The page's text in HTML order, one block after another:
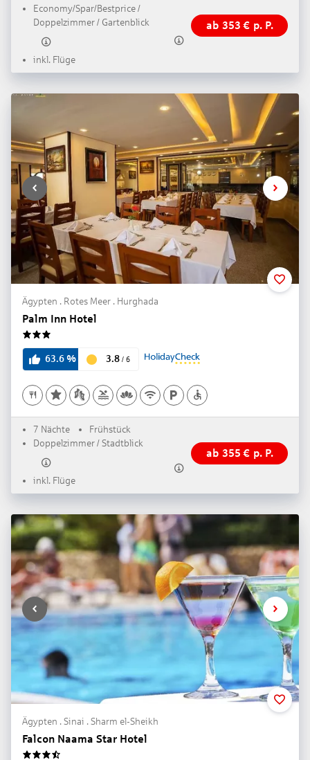
Economy/Spar/Bestprice /
Doppelzimmer / Gartenblick
inkl. Flüge
ab 353 € p. P.
Ägypten . Rotes Meer . Hurghada
Palm Inn Hotel
63.6% 3.8 / 6
7 Nächte
Frühstück
Doppelzimmer / Stadtblick
inkl. Flüge
ab 355 € p. P.
Ägypten . Sinai . Sharm el-Sheikh
Falcon Naama Star Hotel